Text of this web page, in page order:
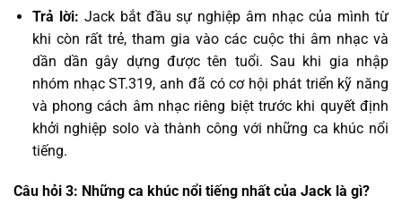
Trả lời: Jack bắt đầu sự nghiệp âm nhạc của mình từ
khi còn rất trẻ, tham gia vào các cuộc thi âm nhạc và
dần dần gây dựng được tên tuổi. Sau khi gia nhập
nhóm nhạc ST.319, anh đã có cơ hội phát triển kỹ năng
và phong cách âm nhạc riêng biệt trước khi quyết định
khởi nghiệp solo và thành công với những ca khúc nổi
tiếng.
Câu hỏi 3: Những ca khúc nổi tiếng nhất của Jack là gì?